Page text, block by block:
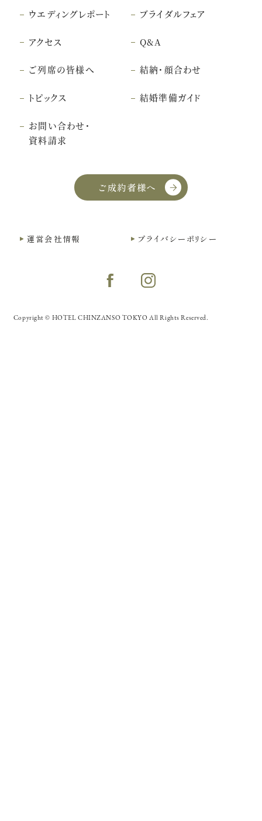
ウエディングレポート ブライダルフェア
アクセス Q&A
ご列席の皆様へ 結納・顔合わせ
トピックス 結婚準備ガイド
お問い合わせ・
資料請求
ご成約者様へ
運営会社情報 プライバシーポリシー
Copyright © HOTEL CHINZANSO TOKYO All Rights Reserved.